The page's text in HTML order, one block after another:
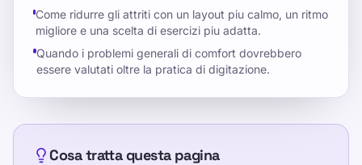
Come ridurre gli attriti con un layout piu calmo, un ritmo
migliore e una scelta di esercizi piu adatta.
Quando i problemi generali di comfort dovrebbero
essere valutati oltre la pratica di digitazione.
Cosa tratta questa pagina